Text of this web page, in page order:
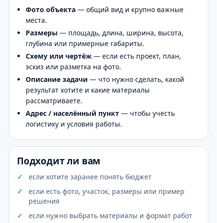
Фото объекта — общий вид и крупно важные
места.
Размеры — площадь, длина, ширина, высота,
глубина или примерные габариты.
Схему или чертёж — если есть проект, план,
эскиз или разметка на фото.
Описание задачи — что нужно сделать, какой
результат хотите и какие материалы
рассматриваете.
Адрес / населённый пункт — чтобы учесть
логистику и условия работы.
Подходит ли вам
если хотите заранее понять бюджет
если есть фото, участок, размеры или пример
решения
если нужно выбрать материалы и формат работ